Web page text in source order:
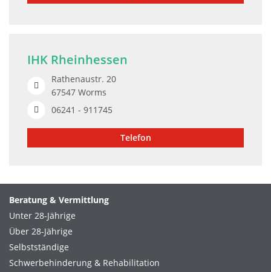
IHK Rheinhessen
Rathenaustr. 20
67547 Worms
06241 - 911745
Telefon
Beratung & Vermittlung
Unter 28-Jährige
Über 28-Jährige
Selbstständige
Schwerbehinderung & Rehabilitation